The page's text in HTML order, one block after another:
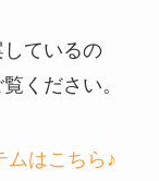
ているの
ください。
ムはこちら♪